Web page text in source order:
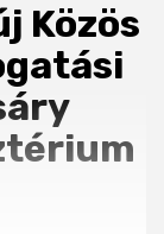
Közös